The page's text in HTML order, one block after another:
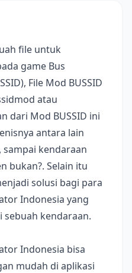
file untuk
game Bus
File Mod BUSSID
atau
dari Mod BUSSID ini
antara lain
kendaraan
bukan?. Selain itu
solusi bagi para
Indonesia yang
kendaraan.
Indonesia bisa
mudah di aplikasi